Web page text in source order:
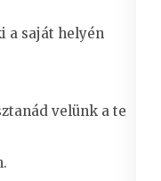
a saját helyén
velünk a te